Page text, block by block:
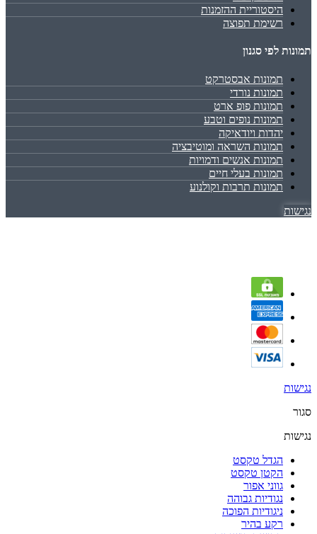
היסטוריית ההזמנות
רשימת תפוצה
תמונות לפי סגנון
תמונות אבסטרקט
תמונות נורדי
תמונות פופ ארט
תמונות נופים וטבע
יהדות ויודאיקה
תמונות השראה ומוטיבציה
תמונות אנשים ודמויות
תמונות בעלי חיים
תמונות תרבות וקולנוע
נגישות
נגישות
סגור
נגישות
הגדל טקסט
הקטן טקסט
גווני אפור
נגודיות גבוהה
ניגודיות הפוכה
רקע בהיר